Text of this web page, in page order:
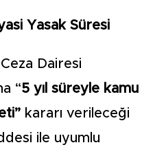
Yasak Süresi
Dairesi
“5 yıl süreyle kamu
kararı verileceği
ile uyumlu